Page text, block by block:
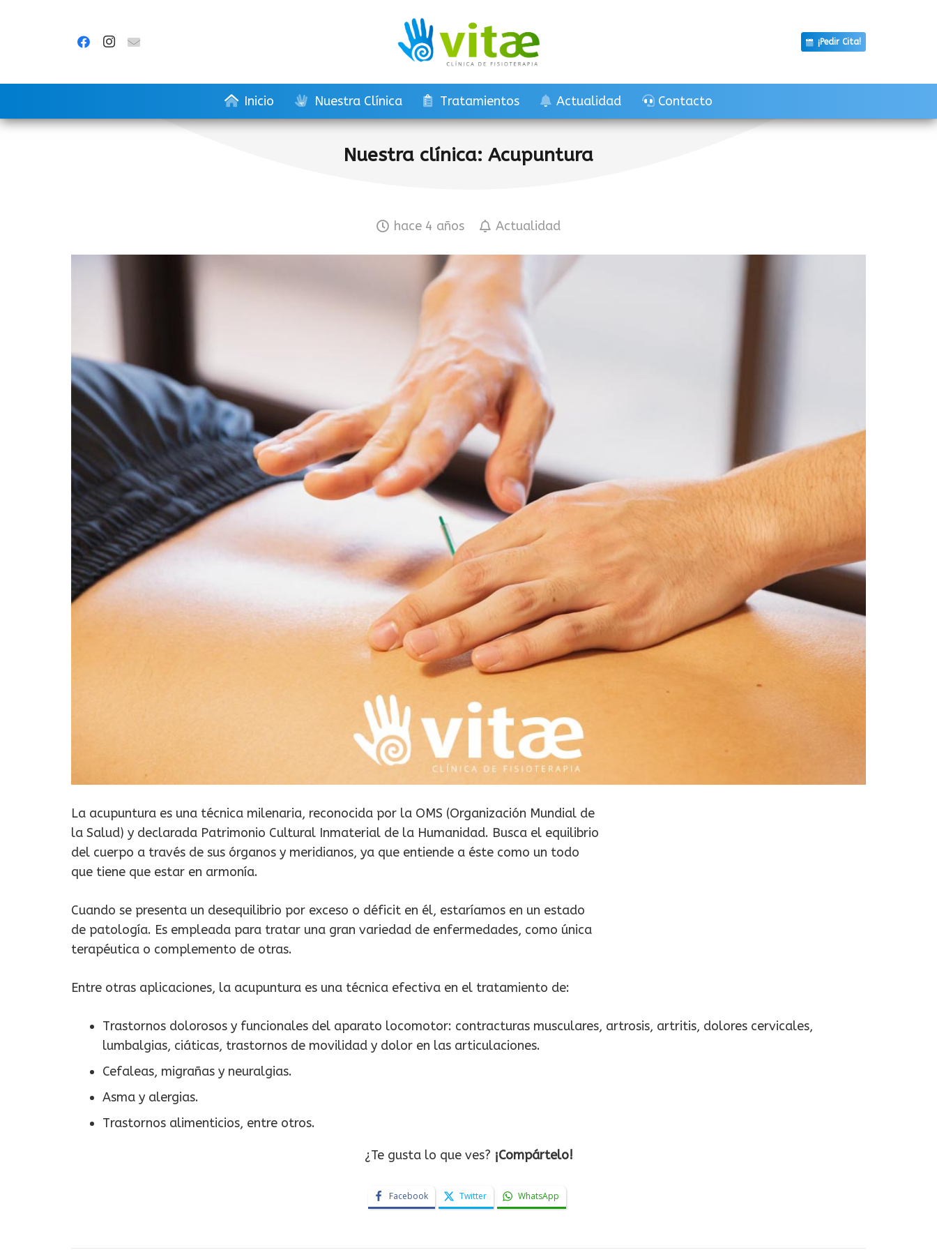
¡Pedir Cita!
Inicio Nuestra Clínica Tratamientos Actualidad Contacto
Nuestra clínica: Acupuntura
hace 4 años Actualidad
La acupuntura es una técnica milenaria, reconocida por la OMS (Organización Mundial de
la Salud) y declarada Patrimonio Cultural Inmaterial de la Humanidad. Busca el equilibrio
del cuerpo a través de sus órganos y meridianos, ya que entiende a éste como un todo
que tiene que estar en armonía.
Cuando se presenta un desequilibrio por exceso o déficit en él, estaríamos en un estado
de patología. Es empleada para tratar una gran variedad de enfermedades, como única
terapéutica o complemento de otras.
Entre otras aplicaciones, la acupuntura es una técnica efectiva en el tratamiento de:
Trastornos dolorosos y funcionales del aparato locomotor: contracturas musculares, artrosis, artritis, dolores cervicales,
lumbalgias, ciáticas, trastornos de movilidad y dolor en las articulaciones.
Cefaleas, migrañas y neuralgias.
Asma y alergias.
Trastornos alimenticios, entre otros.
¿Te gusta lo que ves? ¡Compártelo!
Facebook Twitter WhatsApp